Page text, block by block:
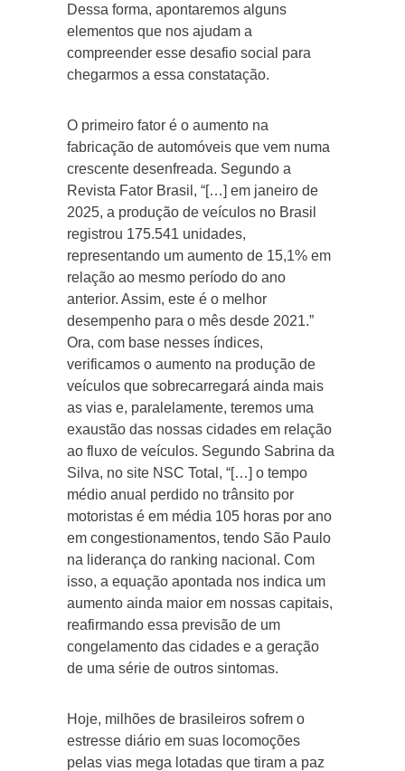
Dessa forma, apontaremos alguns
elementos que nos ajudam a
compreender esse desafio social para
chegarmos a essa constatação.
O primeiro fator é o aumento na
fabricação de automóveis que vem numa
crescente desenfreada. Segundo a
Revista Fator Brasil, “[…] em janeiro de
2025, a produção de veículos no Brasil
registrou 175.541 unidades,
representando um aumento de 15,1% em
relação ao mesmo período do ano
anterior. Assim, este é o melhor
desempenho para o mês desde 2021.”
Ora, com base nesses índices,
verificamos o aumento na produção de
veículos que sobrecarregará ainda mais
as vias e, paralelamente, teremos uma
exaustão das nossas cidades em relação
ao fluxo de veículos. Segundo Sabrina da
Silva, no site NSC Total, “[…] o tempo
médio anual perdido no trânsito por
motoristas é em média 105 horas por ano
em congestionamentos, tendo São Paulo
na liderança do ranking nacional. Com
isso, a equação apontada nos indica um
aumento ainda maior em nossas capitais,
reafirmando essa previsão de um
congelamento das cidades e a geração
de uma série de outros sintomas.
Hoje, milhões de brasileiros sofrem o
estresse diário em suas locomoções
pelas vias mega lotadas que tiram a paz